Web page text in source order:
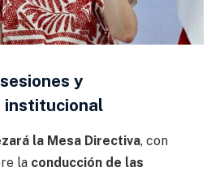
y
institucional
la Mesa Directiva, con
la conducción de las